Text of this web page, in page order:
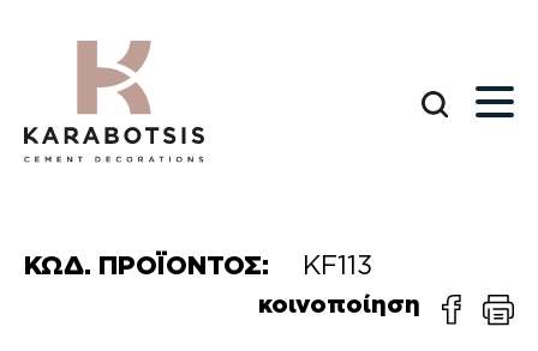
ΚΩΔ. ΠΡΟΪΟΝΤΟΣ: KF113
κοινοποίηση